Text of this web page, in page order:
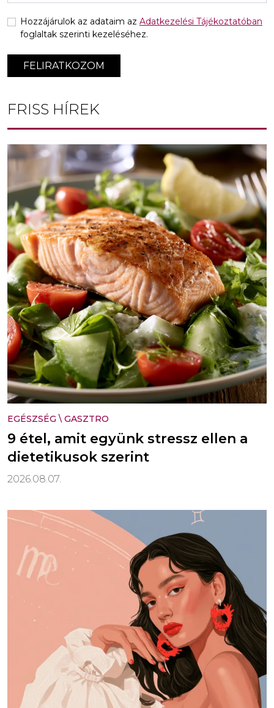
FELIRATKOZOM
Hozzájárulok az adataim az Adatkezelési Tájékoztatóban
foglaltak szerinti kezeléséhez.
FRISS HÍREK
EGÉSZSÉG \ GASZTRO
9 étel, amit együnk stressz ellen a
dietetikusok szerint
2026.08.07.